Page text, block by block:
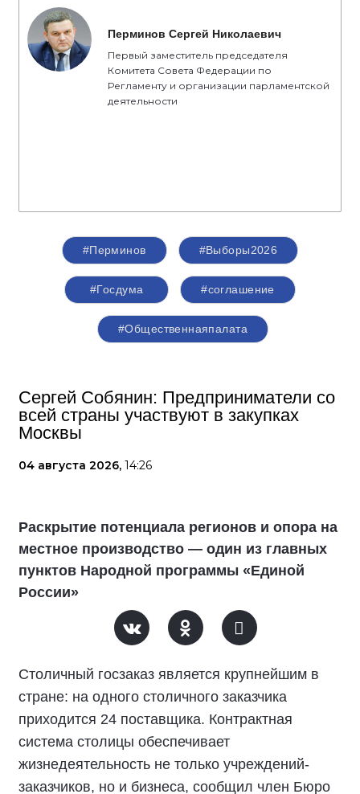
Перминов Сергей Николаевич
Первый заместитель председателя
Комитета Совета Федерации по
Регламенту и организации парламентской
деятельности
#Перминов #Выборы2026
#Госдума #соглашение
#Общественнаяпалата
Сергей Собянин: Предприниматели со
всей страны участвуют в закупках
Москвы
04 августа 2026, 14:26
Раскрытие потенциала регионов и опора на
местное производство — один из главных
пунктов Народной программы «Единой
России»
Столичный госзаказ является крупнейшим в
стране: на одного столичного заказчика
приходится 24 поставщика. Контрактная
система столицы обеспечивает
жизнедеятельность не только учреждений-
заказчиков, но и бизнеса, сообщил член Бюро